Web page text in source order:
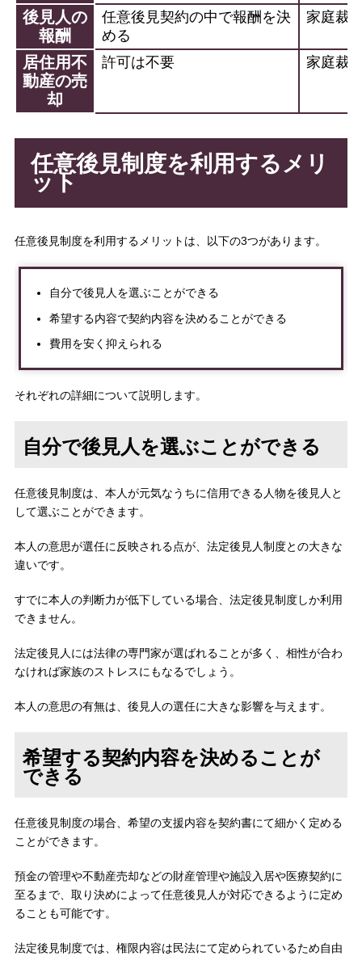
後見人の
報酬
任意後見契約の中で報酬を決
める
家庭裁
居住用不
動産の売
却
許可は不要 家庭裁
任意後見制度を利用するメリ
ット
任意後見制度を利用するメリットは、以下の3つがあります。
自分で後見人を選ぶことができる
希望する内容で契約内容を決めることができる
費用を安く抑えられる
それぞれの詳細について説明します。
自分で後見人を選ぶことができる
任意後見制度は、本人が元気なうちに信用できる人物を後見人と
して選ぶことができます。
本人の意思が選任に反映される点が、法定後見人制度との大きな
違いです。
すでに本人の判断力が低下している場合、法定後見制度しか利用
できません。
法定後見人には法律の専門家が選ばれることが多く、相性が合わ
なければ家族のストレスにもなるでしょう。
本人の意思の有無は、後見人の選任に大きな影響を与えます。
希望する契約内容を決めることが
できる
任意後見制度の場合、希望の支援内容を契約書にて細かく定める
ことができます。
預金の管理や不動産売却などの財産管理や施設入居や医療契約に
至るまで、取り決めによって任意後見人が対応できるように定め
ることも可能です。
法定後見制度では、権限内容は民法にて定められているため自由